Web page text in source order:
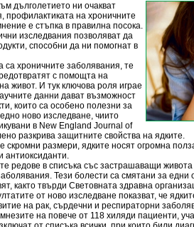
дълголетието ни очакват
профилактиката на хроничните
е стъпка в правилна посока.
изследвания позволяват да
способни да ни помогнат в
са хроничните заболявания, те
с помощта на
живот. И тук ключова роля играе
данни дават възможност
които са особено полезни за
ново изследване, чиито
в New England Journal of
разкрива защитните свойства на ядките.
скромни размери, ядките носят огромна
антиоксиданти.
редове в списъка със застрашаващи
Тези болести са смятани за едни
както твърди Световната здравна
от ново изследване показват, че
на рак, сърдечни и респираторни
на повече от 118 хиляди пациенти,